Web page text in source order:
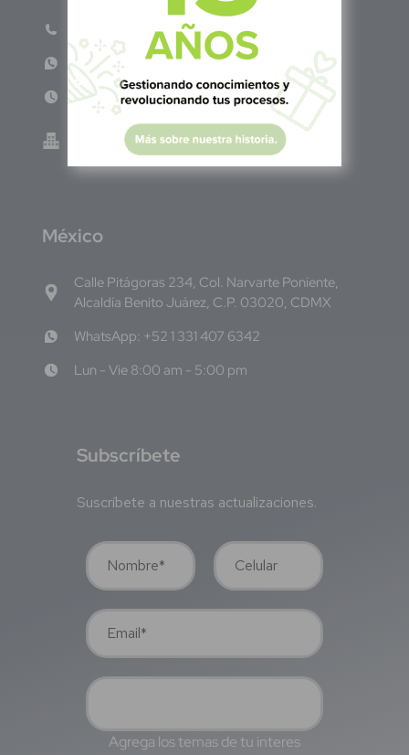
Teléfono: +503 6986 1402
WhatsApp: +503 7687 3923
Lun - Vie 8:00am - 5:00pm
Green Know S.A de C.V - El Salvador 0614-
220118-102-0
México
Calle Pitágoras 234, Col. Narvarte Poniente,
Alcaldía Benito Juárez, C.P. 03020, CDMX
WhatsApp: +52 1 331 407 6342
Lun - Vie 8:00 am - 5:00 pm
Subscríbete
Suscríbete a nuestras actualizaciones.
Agrega los temas de tu interes